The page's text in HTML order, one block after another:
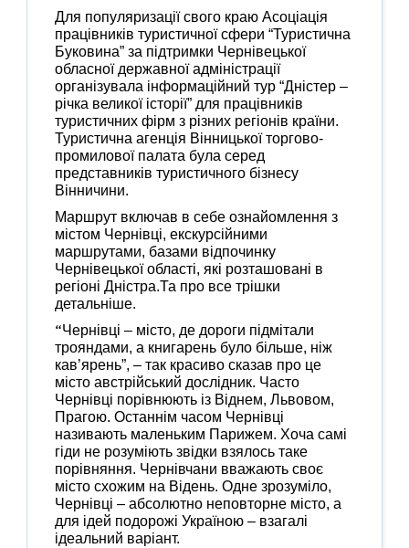
Для популяризації свого краю Асоціація
працівників туристичної сфери “Туристична
Буковина” за підтримки Чернівецької
обласної державної адміністрації
організувала інформаційний тур “Дністер –
річка великої історії” для працівників
туристичних фірм з різних регіонів країни.
Туристична агенція Вінницької торгово-
промилової палата була серед
представників туристичного бізнесу
Вінничини.
Маршрут включав в себе ознайомлення з
містом Чернівці, екскурсійними
маршрутами, базами відпочинку
Чернівецької області, які розташовані в
регіоні Дністра.Та про все трішки
детальніше.
“Чернівці – місто, де дороги підмітали
трояндами, а книгарень було більше, ніж
кав’ярень”, – так красиво сказав про це
місто австрійський дослідник. Часто
Чернівці порівнюють із Віднем, Львовом,
Прагою. Останнім часом Чернівці
називають маленьким Парижем. Хоча самі
гіди не розуміють звідки взялось таке
порівняння. Чернівчани вважають своє
місто схожим на Відень. Одне зрозуміло,
Чернівці – абсолютно неповторне місто, а
для ідей подорожі Україною – взагалі
ідеальний варіант.